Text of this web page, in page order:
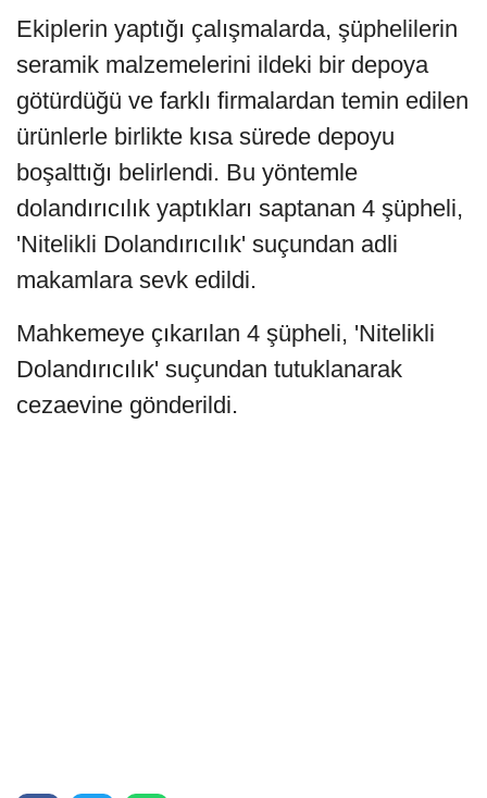
Ekiplerin yaptığı çalışmalarda, şüphelilerin
seramik malzemelerini ildeki bir depoya
götürdüğü ve farklı firmalardan temin edilen
ürünlerle birlikte kısa sürede depoyu
boşalttığı belirlendi. Bu yöntemle
dolandırıcılık yaptıkları saptanan 4 şüpheli,
'Nitelikli Dolandırıcılık' suçundan adli
makamlara sevk edildi.
Mahkemeye çıkarılan 4 şüpheli, 'Nitelikli
Dolandırıcılık' suçundan tutuklanarak
cezaevine gönderildi.